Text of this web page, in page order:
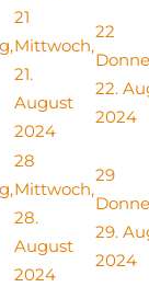
21
Mittwoch,
21.
August
2024
22
22.
2024
28
Mittwoch,
28.
August
2024
29
29.
2024